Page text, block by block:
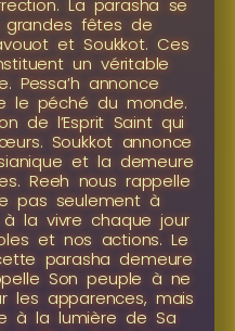
fêtes de
et Soukkot. Ces
un véritable
Pessa’h annonce
le péché du monde.
de l’Esprit Saint qui
Soukkot annonce
et la demeure
Reeh nous rappelle
pas seulement à
la vivre chaque jour
et nos actions. Le
parasha demeure
Son peuple à ne
les apparences, mais
à la lumière de Sa